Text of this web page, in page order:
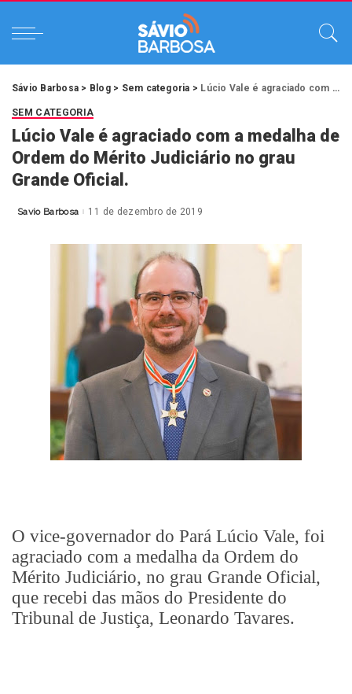
Sávio Barbosa > Blog> Sem categoria > Lúcio Vale é agraciado com a medalha de Ordem do Mérito Judiciário no grau Grande Oficial.
SEM CATEGORIA
Lúcio Vale é agraciado com a medalha de
Ordem do Mérito Judiciário no grau
Grande Oficial.
Posted
Savio Barbosa 11 de dezembro de 2019
O vice-governador do Pará Lúcio Vale, foi
agraciado com a medalha da Ordem do
Mérito Judiciário, no grau Grande Oficial,
que recebi das mãos do Presidente do
Tribunal de Justiça, Leonardo Tavares.